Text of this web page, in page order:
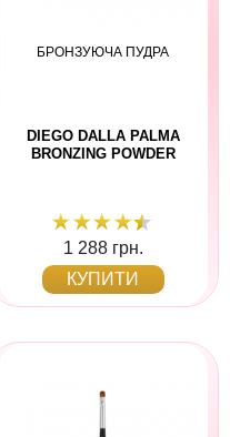
БРОНЗУЮЧА ПУДРА
DIEGO DALLA PALMA
BRONZING POWDER
1 288 грн.
КУПИТИ